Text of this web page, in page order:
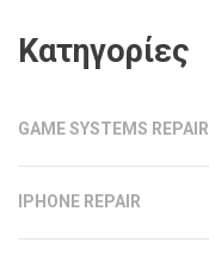
Kατηγορίες
GAME SYSTEMS REPAIR
IPHONE REPAIR